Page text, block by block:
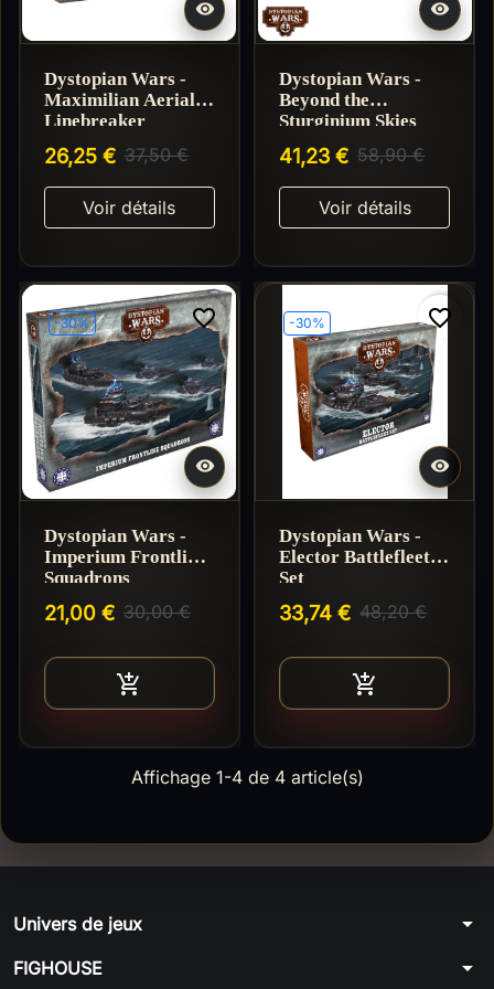

Dystopian Wars -
Maximilian Aerial
Linebreaker
26,25 € 37,50 €
Voir détails

Dystopian Wars -
Beyond the
Sturginium Skies
41,23 € 58,90 €
Voir détails
-30%

favorite_border
Dystopian Wars -
Imperium Frontline
Squadrons
21,00 € 30,00 €

-30%

favorite_border
Dystopian Wars -
Elector Battlefleet
Set
33,74 € 48,20 €

Affichage 1-4 de 4 article(s)
Univers de jeux arrow_drop_down
FIGHOUSE arrow_drop_down